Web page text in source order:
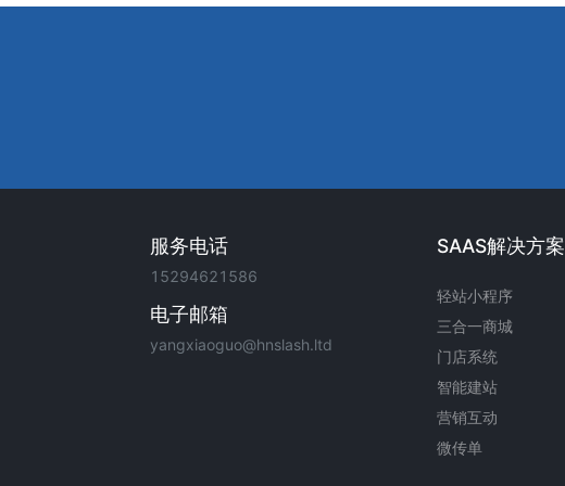
服务电话
15294621586
电子邮箱
yangxiaoguo@hnslash.ltd
SAAS解决方案
轻站小程序
三合一商城
门店系统
智能建站
营销互动
微传单